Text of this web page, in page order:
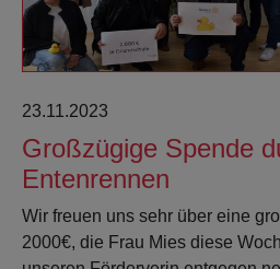
23.11.2023
Großzügige Spende
Entenrennen
Wir freuen uns sehr über eine
2000€, die Frau Mies diese